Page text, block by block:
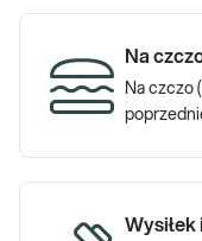
Na
Na czczo
Wysiłek